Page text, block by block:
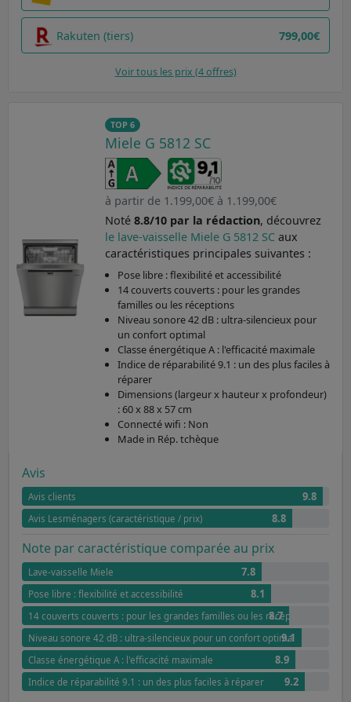
Rakuten (tiers) 799,00€
Voir tous les prix (4 offres)
TOP 6
Miele G 5812 SC
à partir de 1.199,00€ à 1.199,00€
Noté 8.8/10 par la rédaction, découvrez
le lave-vaisselle Miele G 5812 SC aux
caractéristiques principales suivantes :
Pose libre : flexibilité et accessibilité
14 couverts couverts : pour les grandes
familles ou les réceptions
Niveau sonore 42 dB : ultra-silencieux pour
un confort optimal
Classe énergétique A : l'efficacité maximale
Indice de réparabilité 9.1 : un des plus faciles à
réparer
Dimensions (largeur x hauteur x profondeur)
: 60 x 88 x 57 cm
Connecté wifi : Non
Made in Rép. tchèque
Avis
Avis clients 9.8
Avis Lesménagers (caractéristique / prix) 8.8
Note par caractéristique comparée au prix
Lave-vaisselle Miele 7.8
Pose libre : flexibilité et accessibilité 8.1
14 couverts couverts : pour les grandes familles ou les réceptions
8.7
Niveau sonore 42 dB : ultra-silencieux pour un confort optimal
9.1
Classe énergétique A : l'efficacité maximale 8.9
Indice de réparabilité 9.1 : un des plus faciles à réparer 9.2